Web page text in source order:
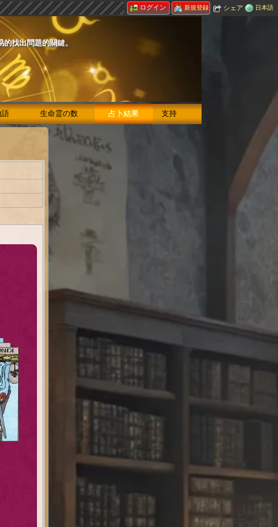
ログイン 新規登録 シェア 日本語
找出問題的關鍵。
語 生命霊の数 占卜結果 支持